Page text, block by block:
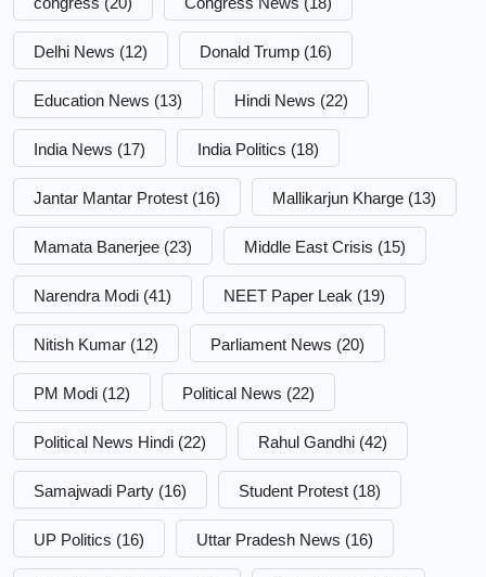
Delhi News (12) Donald Trump (16)
Education News (13) Hindi News (22)
India News (17) India Politics (18)
Jantar Mantar Protest (16) Mallikarjun Kharge (13)
Mamata Banerjee (23) Middle East Crisis (15)
Narendra Modi (41) NEET Paper Leak (19)
Nitish Kumar (12) Parliament News (20)
PM Modi (12) Political News (22)
Political News Hindi (22) Rahul Gandhi (42)
Samajwadi Party (16) Student Protest (18)
UP Politics (16) Uttar Pradesh News (16)